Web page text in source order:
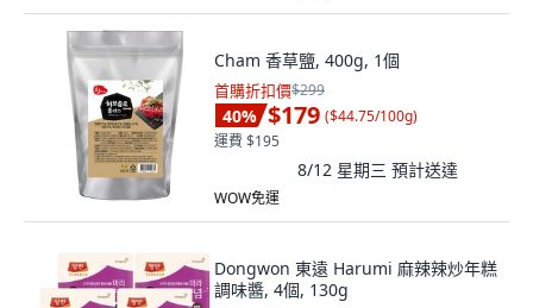
Cham 香草鹽, 400g, 1個
首購折扣價$299
40% $179 ($44.75/100g)
運費 $195
8/12 星期三 預計送達
WOW免運
Dongwon 東遠 Harumi 麻辣辣炒年糕
調味醬, 4個, 130g